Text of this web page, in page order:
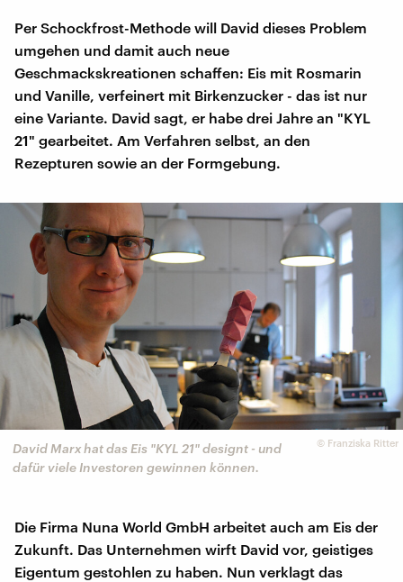
Per Schockfrost-Methode will David dieses Problem
umgehen und damit auch neue
Geschmackskreationen schaffen: Eis mit Rosmarin
und Vanille, verfeinert mit Birkenzucker - das ist nur
eine Variante. David sagt, er habe drei Jahre an "KYL
21" gearbeitet. Am Verfahren selbst, an den
Rezepturen sowie an der Formgebung.
© Franziska Ritter
David Marx hat das Eis "KYL 21" designt - und
dafür viele Investoren gewinnen können.
Die Firma Nuna World GmbH arbeitet auch am Eis der
Zukunft. Das Unternehmen wirft David vor, geistiges
Eigentum gestohlen zu haben. Nun verklagt das